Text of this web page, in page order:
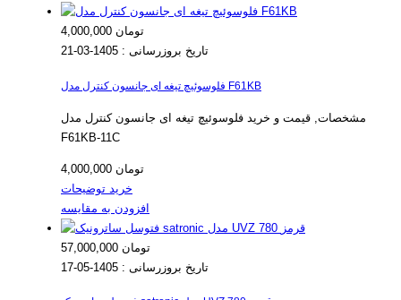
4,000,000 تومان
تاریخ بروزرسانی : 1405-03-21
فلوسوئیچ تیغه ای جانسون کنترل مدل F61KB
مشخصات, قیمت و خرید فلوسوئیچ تیغه ای جانسون کنترل مدل
F61KB-11C
4,000,000 تومان
خرید توضیحات
افزودن به مقایسه
57,000,000 تومان
تاریخ بروزرسانی : 1405-05-17